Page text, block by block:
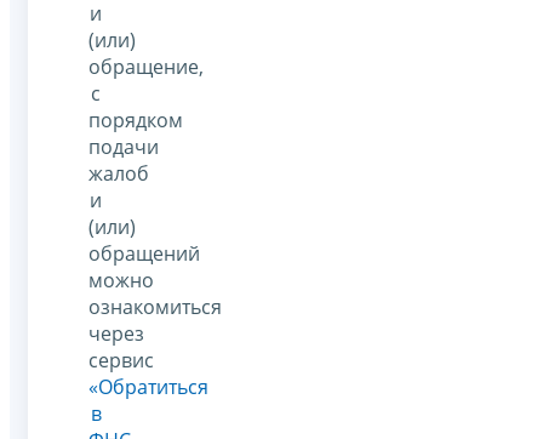
и
(или)
обращение,
с
порядком
подачи
жалоб
и
(или)
обращений
можно
ознакомиться
через
сервис
«Обратиться
в